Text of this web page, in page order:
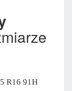
R16 91H